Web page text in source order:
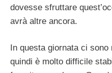
dovesse sfruttare
avrà altre ancora.
In questa giornata ci
quindi è molto difficile